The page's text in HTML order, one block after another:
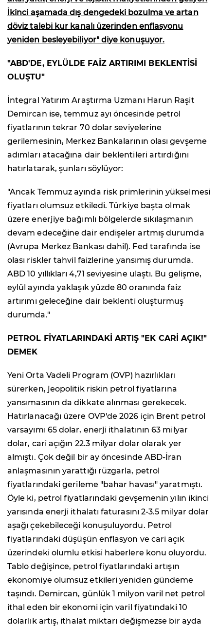
İkinci aşamada dış dengedeki bozulma ve artan
döviz talebi kur kanalı üzerinden enflasyonu
yeniden besleyebiliyor" diye konuşuyor.
"ABD'DE, EYLÜLDE FAİZ ARTIRIMI BEKLENTİSİ
OLUŞTU"
İntegral Yatırım Araştırma Uzmanı Harun Raşit
Demircan ise, temmuz ayı öncesinde petrol
fiyatlarının tekrar 70 dolar seviyelerine
gerilemesinin, Merkez Bankalarının olası gevşeme
adımları atacağına dair beklentileri artırdığını
hatırlatarak, şunları söylüyor:
"Ancak Temmuz ayında risk primlerinin yükselmesi
fiyatları olumsuz etkiledi. Türkiye başta olmak
üzere enerjiye bağımlı bölgelerde sıkılaşmanın
devam edeceğine dair endişeler artmış durumda
(Avrupa Merkez Bankası dahil). Fed tarafında ise
olası riskler tahvil faizlerine yansımış durumda.
ABD 10 yıllıkları 4,71 seviyesine ulaştı. Bu gelişme,
eylül ayında yaklaşık yüzde 80 oranında faiz
artırımı geleceğine dair beklenti oluşturmuş
durumda."
PETROL FİYATLARINDAKİ ARTIŞ "EK CARİ AÇIK!"
DEMEK
Yeni Orta Vadeli Program (OVP) hazırlıkları
sürerken, jeopolitik riskin petrol fiyatlarına
yansımasının da dikkate alınması gerekecek.
Hatırlanacağı üzere OVP'de 2026 için Brent petrol
varsayımı 65 dolar, enerji ithalatının 63 milyar
dolar, cari açığın 22.3 milyar dolar olarak yer
almıştı. Çok değil bir ay öncesinde ABD-İran
anlaşmasının yarattığı rüzgarla, petrol
fiyatlarındaki gerileme "bahar havası" yaratmıştı.
Öyle ki, petrol fiyatlarındaki gevşemenin yılın ikinci
yarısında enerji ithalatı faturasını 2-3.5 milyar dolar
aşağı çekebileceği konuşuluyordu. Petrol
fiyatlarındaki düşüşün enflasyon ve cari açık
üzerindeki olumlu etkisi haberlere konu oluyordu.
Tablo değişince, petrol fiyatlarındaki artışın
ekonomiye olumsuz etkileri yeniden gündeme
taşındı. Demircan, günlük 1 milyon varil net petrol
ithal eden bir ekonomi için varil fiyatındaki 10
dolarlık artış, ithalat miktarı değişmezse bir ayda